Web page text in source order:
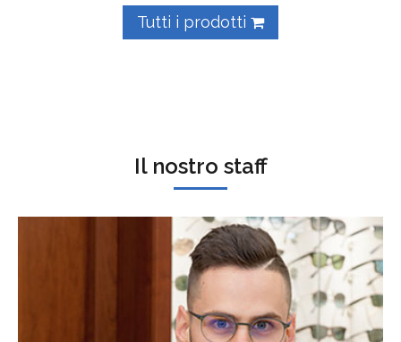
Tutti i prodotti
Il nostro staff